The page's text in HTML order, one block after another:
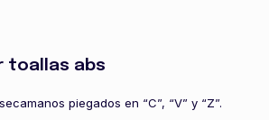
toallas abs
piegados en “C”, “V” y “Z”.